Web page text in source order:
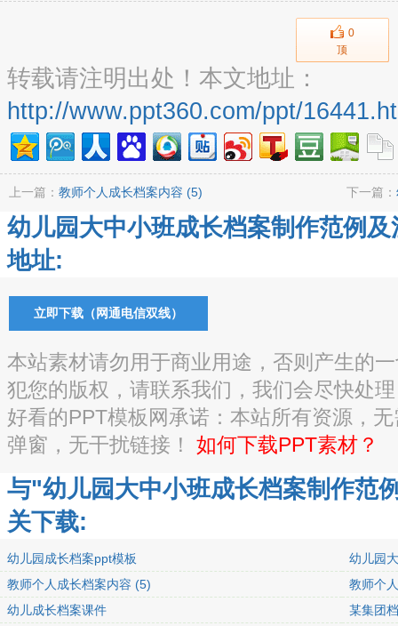
0
顶
转载请注明出处！本文地址：
http://www.ppt360.com/ppt/
上一篇： 教师个人成长档案内容 (5) 下一篇：
幼儿园大中小班成长档案制作范例
地址:
立即下载（网通电信双线）
本站素材请勿用于商业用途，否则产生的
犯您的版权，请联系我们，我们会尽快处
好看的PPT模板网承诺：本站所有资源，
弹窗，无干扰链接！ 如何下载PPT素材？
与"幼儿园大中小班成长档案制作范
关下载:
幼儿园成长档案ppt模板
幼儿园
教师个人成长档案内容 (5)
教师个
幼儿成长档案课件
某集团